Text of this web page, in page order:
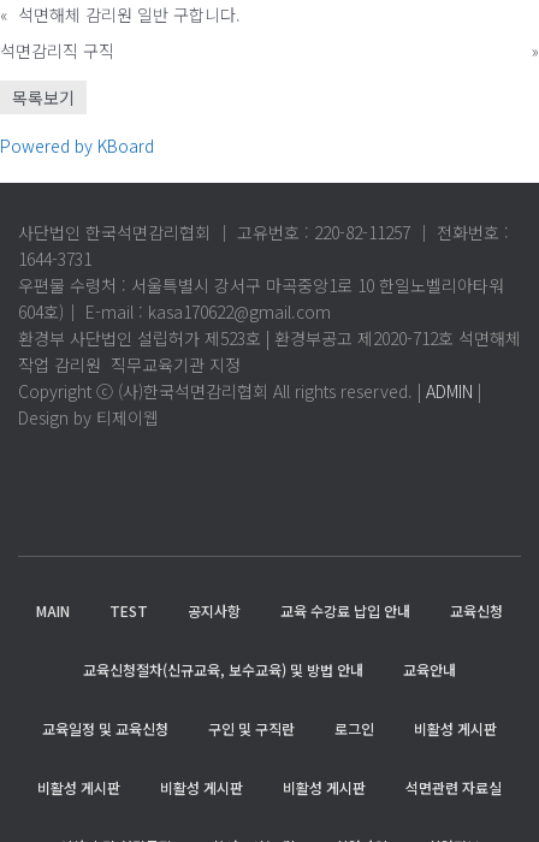
« 석면해체 감리원 일반 구합니다.
석면감리직 구직
»
목록보기
Powered by KBoard
사단법인 한국석면감리협회 │ 고유번호 : 220-82-11257 │ 전화번호 :
1644-3731
우편물 수령처 : 서울특별시 강서구 마곡중앙1로 10 한일노벨리아타워
604호)│ E-mail : kasa170622@gmail.com
환경부 사단법인 설립허가 제523호 | 환경부공고 제2020-712호 석면해체
작업 감리원 직무교육기관 지정
Copyright ⓒ (사)한국석면감리협회 All rights reserved. | ADMIN |
Design by 티제이웹
MAIN TEST 공지사항 교육 수강료 납입 안내 교육신청
교육신청절차(신규교육, 보수교육) 및 방법 안내 교육안내
교육일정 및 교육신청 구인 및 구직란 로그인 비활성 게시판
비활성 게시판 비활성 게시판 비활성 게시판 석면관련 자료실